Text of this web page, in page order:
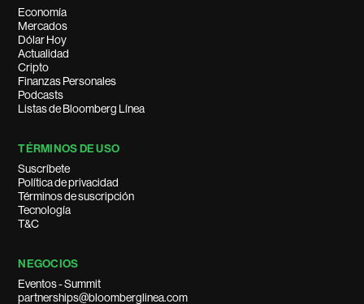
Economía
Mercados
Dólar Hoy
Actualidad
Cripto
Finanzas Personales
Podcasts
Listas de Bloomberg Línea
TÉRMINOS DE USO
Suscríbete
Política de privacidad
Términos de suscripción
Tecnología
T&C
NEGOCIOS
Eventos - Summit
partnerships@bloomberglinea.com